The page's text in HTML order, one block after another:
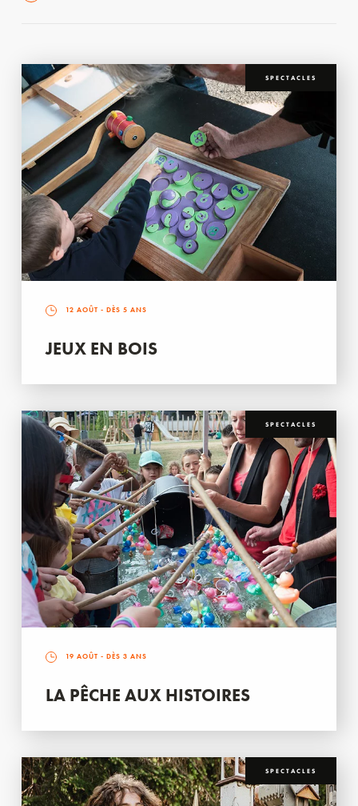
SPECTACLES
12 AOÛT - DÈS 5 ANS
JEUX EN BOIS
SPECTACLES
19 AOÛT - DÈS 3 ANS
LA PÊCHE AUX HISTOIRES
SPECTACLES